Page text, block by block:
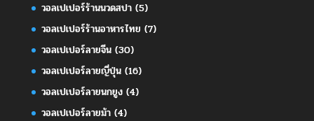
วอลเปเปอร์ร้านนวดสปา(5)
วอลเปเปอร์ร้านอาหารไทย (7)
วอลเปเปอร์ลายจีน(30)
วอลเปเปอร์ลายญี่ปุ่น(16)
วอลเปเปอร์ลายนกยูง(4)
วอลเปเปอร์ลายม้า(4)